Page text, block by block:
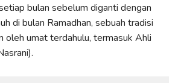
bulan sebelum diganti dengan
di bulan Ramadhan, sebuah tradisi
oleh umat terdahulu, termasuk Ahli